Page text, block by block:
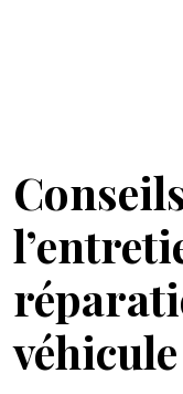
véhicule